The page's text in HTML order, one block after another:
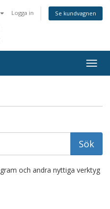
Logga in Se kundvagnen
och andra nyttiga verktyg